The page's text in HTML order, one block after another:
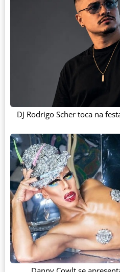
DJ Rodrigo Scher toca na